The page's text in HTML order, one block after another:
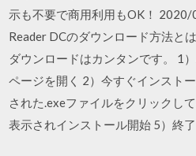
示も不要で商用利用もOK！
Reader DCのダウンロード方法と
ダウンロードはカンタンです。 1
ページを開く 2）今すぐインスト
された.exeファイルをクリックし
表示されインストール開始 5）終